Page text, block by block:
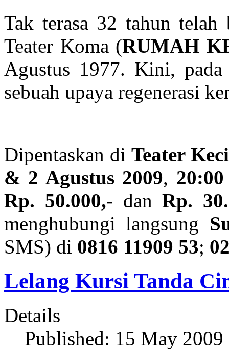
Tak terasa 32 tahun telah
Teater Koma (RUMAH
Agustus 1977. Kini,
sebuah upaya regenerasi
Dipentaskan di Teater
& 2 Agustus 2009,
Rp. 50.000,- danRp.
menghubungi langsung
SMS) di 0816 11909 53;
Lelang Kursi Tanda
Details
Published: 15 May 2009